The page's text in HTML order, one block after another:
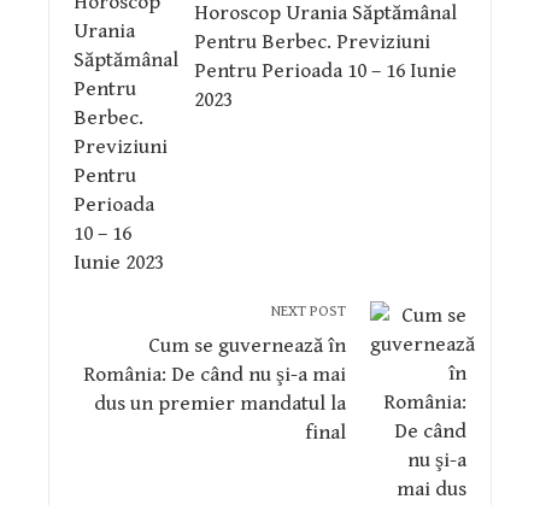
Horoscop Urania Săptămânal
Pentru Berbec. Previziuni
Pentru Perioada 10 – 16 Iunie
2023
NEXT POST
Cum se guvernează în
România: De când nu şi-a mai
dus un premier mandatul la
final